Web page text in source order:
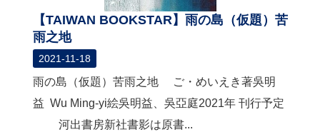
【TAIWAN BOOKSTAR】雨の島（仮題）苦
雨之地
2021-11-18
雨の島（仮題）苦雨之地 ご・めいえき著吳明
益 Wu Ming-yi絵吳明益、吳亞庭2021年 刊行予定
河出書房新社書影は原書...